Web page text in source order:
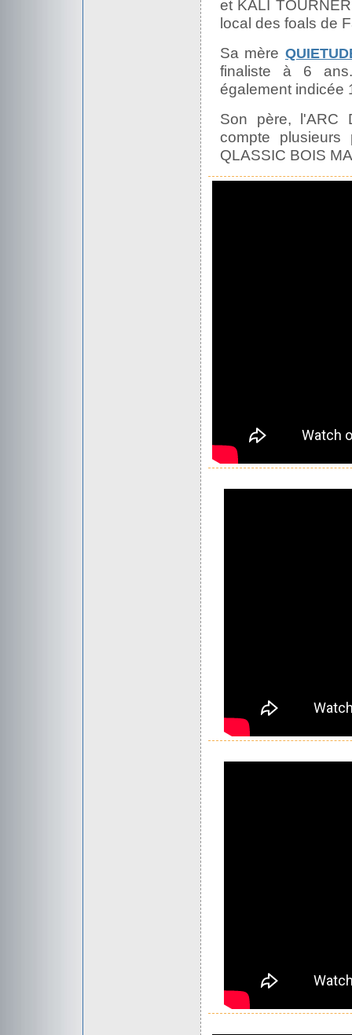
et KALI
local des foals de
Sa mère
finaliste à 6
également indicée
Son père, l'ARC
compte plusieurs
QLASSIC BOIS